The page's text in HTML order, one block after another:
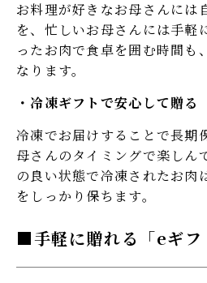
お料理が好きなお母さんには
を、忙しいお母さんには手軽
ったお肉で食卓を囲む時間も
なります。
冷凍ギフトで安心して贈る
冷凍でお届けすることで長期
母さんのタイミングで楽しん
の良い状態で冷凍されたお肉
をしっかり保ちます。
手軽に贈れる「eギ